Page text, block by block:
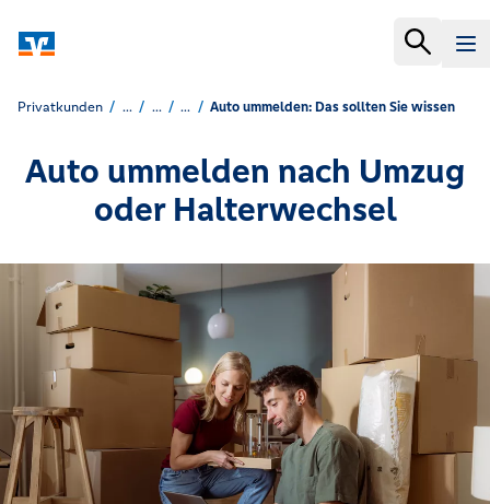
Privatkunden ... ... ... Auto ummelden: Das sollten Sie wissen
Auto ummelden nach Umzug
oder Halterwechsel